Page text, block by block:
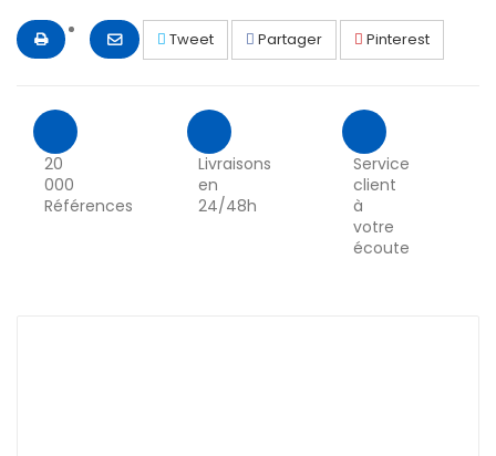
Tweet Partager Pinterest
20
000
Références
Livraisons
en
24/48h
Service
client
à
votre
écoute